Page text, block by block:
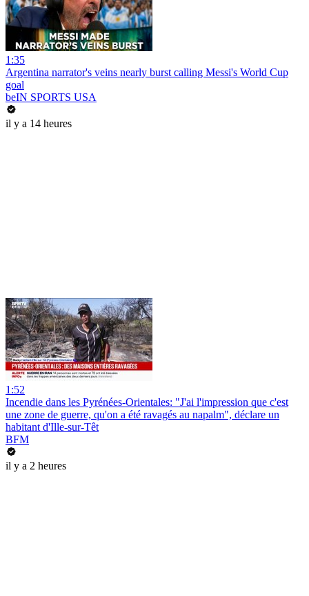
1:35
Argentina narrator's veins nearly burst calling Messi's World Cup
goal
beIN SPORTS USA
il y a 14 heures
1:52
Incendie dans les Pyrénées-Orientales: "J'ai l'impression que c'est
une zone de guerre, qu'on a été ravagés au napalm", déclare un
habitant d'Ille-sur-Têt
BFM
il y a 2 heures